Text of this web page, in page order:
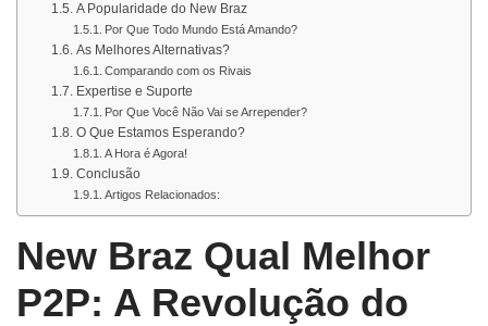
A Popularidade do New Braz
Por Que Todo Mundo Está Amando?
As Melhores Alternativas?
Comparando com os Rivais
Expertise e Suporte
Por Que Você Não Vai se Arrepender?
O Que Estamos Esperando?
A Hora é Agora!
Conclusão
Artigos Relacionados:
New Braz Qual Melhor
P2P: A Revolução do